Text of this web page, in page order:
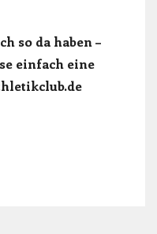
so da haben –
einfach eine